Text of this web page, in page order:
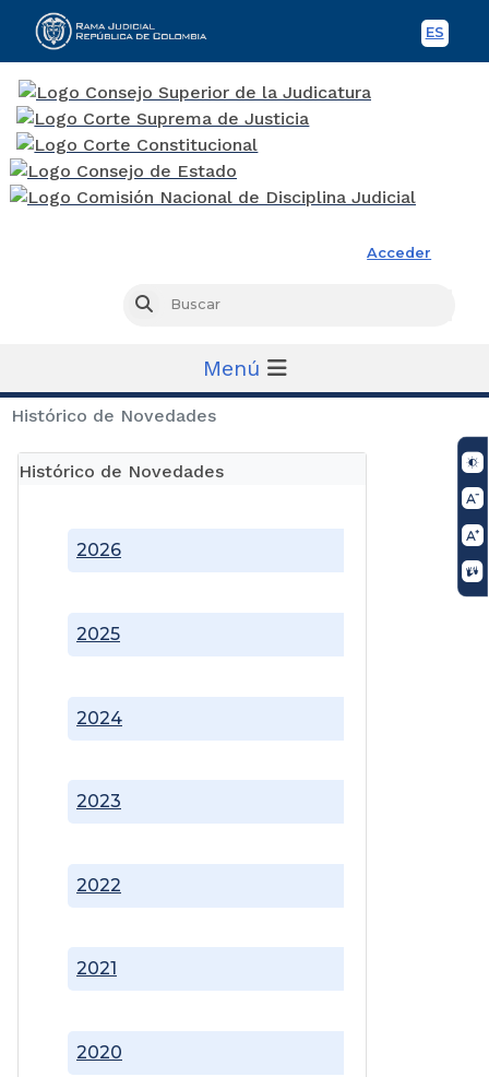
ES
Acceder
Buscar
Menú
Histórico de Novedades
Histórico de Novedades
2020
2021
2022
2023
2024
2025
2026